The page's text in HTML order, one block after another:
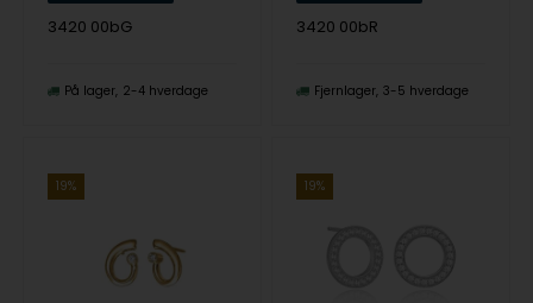
3420 00bG
På lager 2-4 hverdage
3420 00bR
Fjernlager 3-5 hverdage
19% 19%